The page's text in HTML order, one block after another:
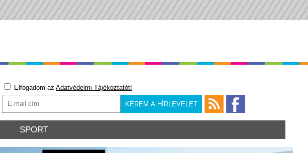
Elfogadom az Adatvédelmi Tájékoztatót!
SPORT